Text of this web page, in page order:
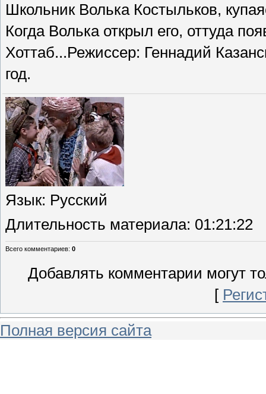
Школьник Волька Костыльков,
Когда Волька открыл его, оттуда
Хоттаб...Режиссер: Геннадий
год.
Язык: Русский
Длительность материала: 01:21:22
Всего комментариев: 0
Добавлять комментарии могут
[
Полная версия сайта